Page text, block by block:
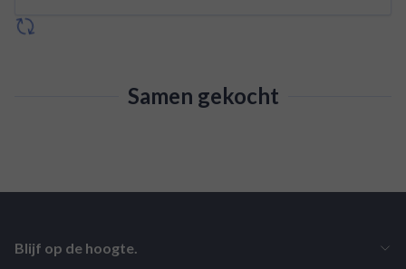
Samen gekocht
Blijf op de hoogte.